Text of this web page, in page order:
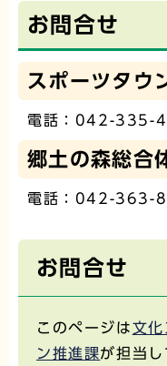
お問合せ
スポーツタウ
電話：042-335-
郷土の森総合
電話：042-363-
お問合せ
このページは文
ン推進課が担当し